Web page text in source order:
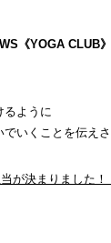
《YOGA CLUB》
るように
いくことを伝えさ
が決まりました！